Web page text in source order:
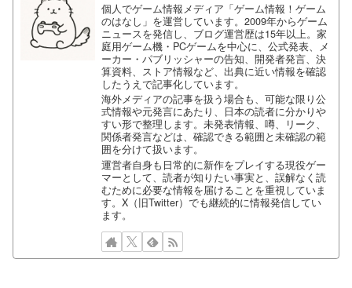
個人でゲーム情報メディア「ゲーム情報！ゲーム
のはなし」を運営しています。2009年からゲーム
ニュースを発信し、ブログ運営歴は15年以上。家
庭用ゲーム機・PCゲームを中心に、公式発表、メ
ーカー・パブリッシャーの告知、開発者発言、決
算資料、ストア情報など、出典に近い情報を確認
したうえで記事化しています。
海外メディアの記事を扱う場合も、可能な限り公
式情報や元発言にあたり、日本の読者に分かりや
すい形で整理します。未発表情報、噂、リーク、
関係者発言などは、確認できる範囲と未確認の範
囲を分けて扱います。
運営者自身も日常的に新作をプレイする現役ゲー
マーとして、読者が知りたい事実と、誤解なく読
むために必要な情報を届けることを重視していま
す。X（旧Twitter）でも継続的に情報発信してい
ます。